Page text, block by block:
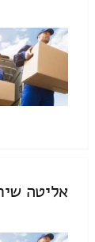
אליטה